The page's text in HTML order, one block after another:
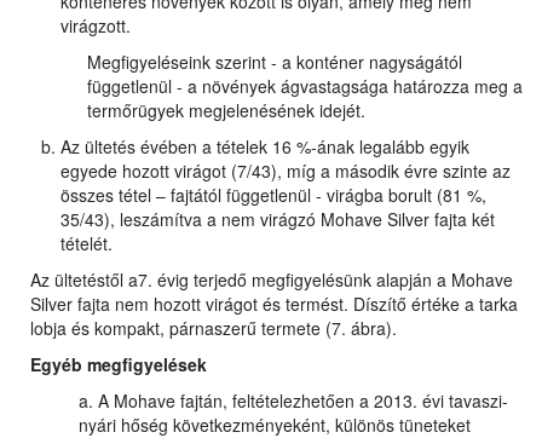
virágzott.
Megfigyeléseink szerint - a konténer nagyságától
függetlenül - a növények ágvastagsága határozza meg a
termőrügyek megjelenésének idejét.
Az ültetés évében a tételek 16 %-ának legalább egyik
egyede hozott virágot (7/43), míg a második évre szinte az
összes tétel – fajtától függetlenül - virágba borult (81 %,
35/43), leszámítva a nem virágzó Mohave Silver fajta két
tételét.
Az ültetéstől a7. évig terjedő megfigyelésünk alapján a Mohave
Silver fajta nem hozott virágot és termést. Díszítő értéke a tarka
lobja és kompakt, párnaszerű termete (7. ábra).
Egyéb megfigyelések
a. A Mohave fajtán, feltételezhetően a 2013. évi tavaszi-
nyári hőség következményeként, különös tüneteket